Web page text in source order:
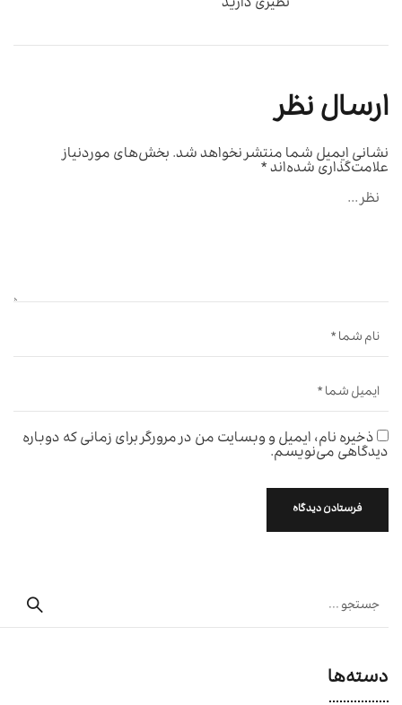
ارسال نظر
نشانی ایمیل شما منتشر نخواهد شد.بخش‌های موردنیاز
علامت‌گذاری شده‌اند*
ذخیره نام، ایمیل و وبسایت من در مرورگر برای زمانی که دوباره
دیدگاهی می‌نویسم.
دسته‌ها